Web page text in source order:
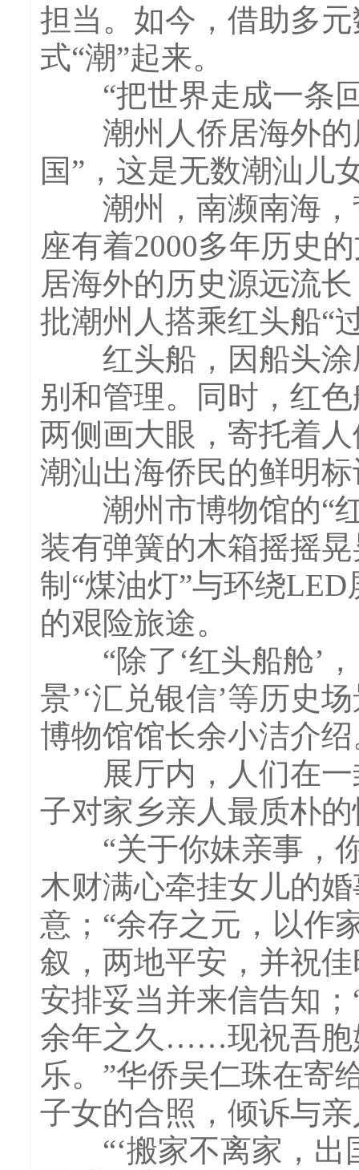
担当。如今，借助多
式“潮”起来。
“把世界走成一条
潮州人侨居海外的
国”，这是无数潮汕儿
潮州，南濒南海，
座有着2000多年历史
居海外的历史源远流
批潮州人搭乘红头船“
红头船，因船头涂
别和管理。同时，红
两侧画大眼，寄托着
潮汕出海侨民的鲜明
潮州市博物馆的“红
装有弹簧的木箱摇摇
制“煤油灯”与环绕
的艰险旅途。
“除了‘红头船舱’，
景’‘汇兑银信’等历史
博物馆馆长余小洁介
展厅内，人们在一
子对家乡亲人最质朴
“关于你妹亲事，
木财满心牵挂女儿的
意；“余存之元，以作
叙，两地平安，并祝
安排妥当并来信告知
余年之久……现祝吾胞
乐。”华侨吴仁珠在寄
子女的合照，倾诉与
“‘搬家不离家，出